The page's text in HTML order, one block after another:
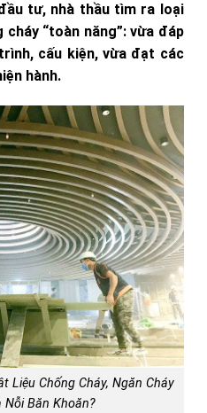
tư, nhà thầu tìm ra loại
“toàn năng”: vừa đáp
cấu kiện, vừa đạt các
hành.
Liệu Chống Cháy, Ngăn Cháy
Nỗi Băn Khoăn?